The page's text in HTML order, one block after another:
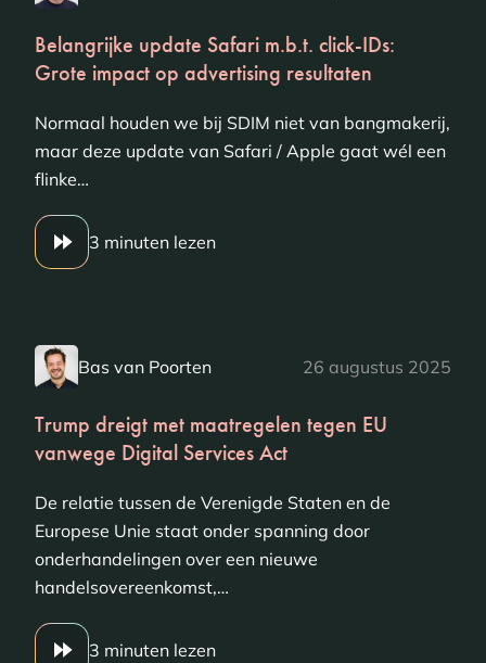
Belangrijke update Safari m.b.t. click-IDs:
Grote impact op advertising resultaten
Normaal houden we bij SDIM niet van bangmakerij,
maar deze update van Safari / Apple gaat wél een
flinke…
3 minuten lezen
Bas van Poorten 26 augustus 2025
Trump dreigt met maatregelen tegen EU
vanwege Digital Services Act
De relatie tussen de Verenigde Staten en de
Europese Unie staat onder spanning door
onderhandelingen over een nieuwe
handelsovereenkomst,…
3 minuten lezen